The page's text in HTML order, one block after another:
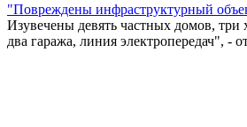
"Повреждены инфраструктурный
Изувечены девять частных домов, три
два гаража, линия электропередач", -